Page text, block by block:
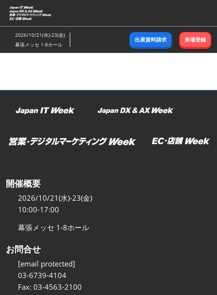
ス
キ
ッ
し
む
2026/10/21(水)-23(金)
幕張メッセ 1-8ホール
出展資料請求 来場登録
開催概要
2026/10/21(水)-23(金)
10:00-17:00
幕張メッセ 1-8ホール
お問合せ
[email protected]
03-6739-4104
Fax: 03-4563-2100